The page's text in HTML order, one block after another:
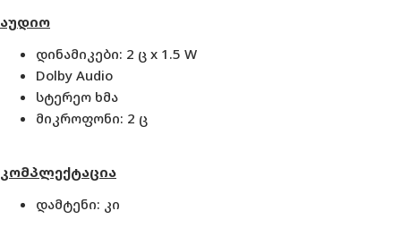
აუდიო
დინამიკები: 2 ც x 1.5 W
Dolby Audio
სტერეო ხმა
მიკროფონი: 2 ც
კომპლექტაცია
დამტენი: კი